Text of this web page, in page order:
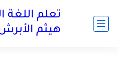
تعلم اللغة
هيثم